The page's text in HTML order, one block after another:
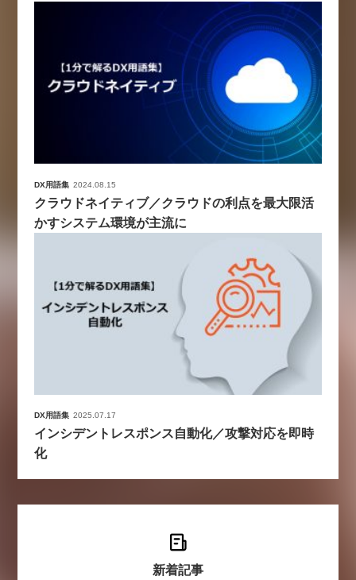
DX用語集 2024.08.15
クラウドネイティブ／クラウドの利点を最大限活
かすシステム環境が主流に
DX用語集 2025.07.17
インシデントレスポンス自動化／攻撃対応を即時
化
新着記事